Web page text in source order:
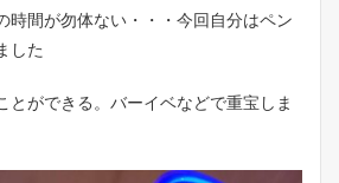
時間が勿体ない・・・今回自分はペン
した
とができる。バーイベなどで重宝しま